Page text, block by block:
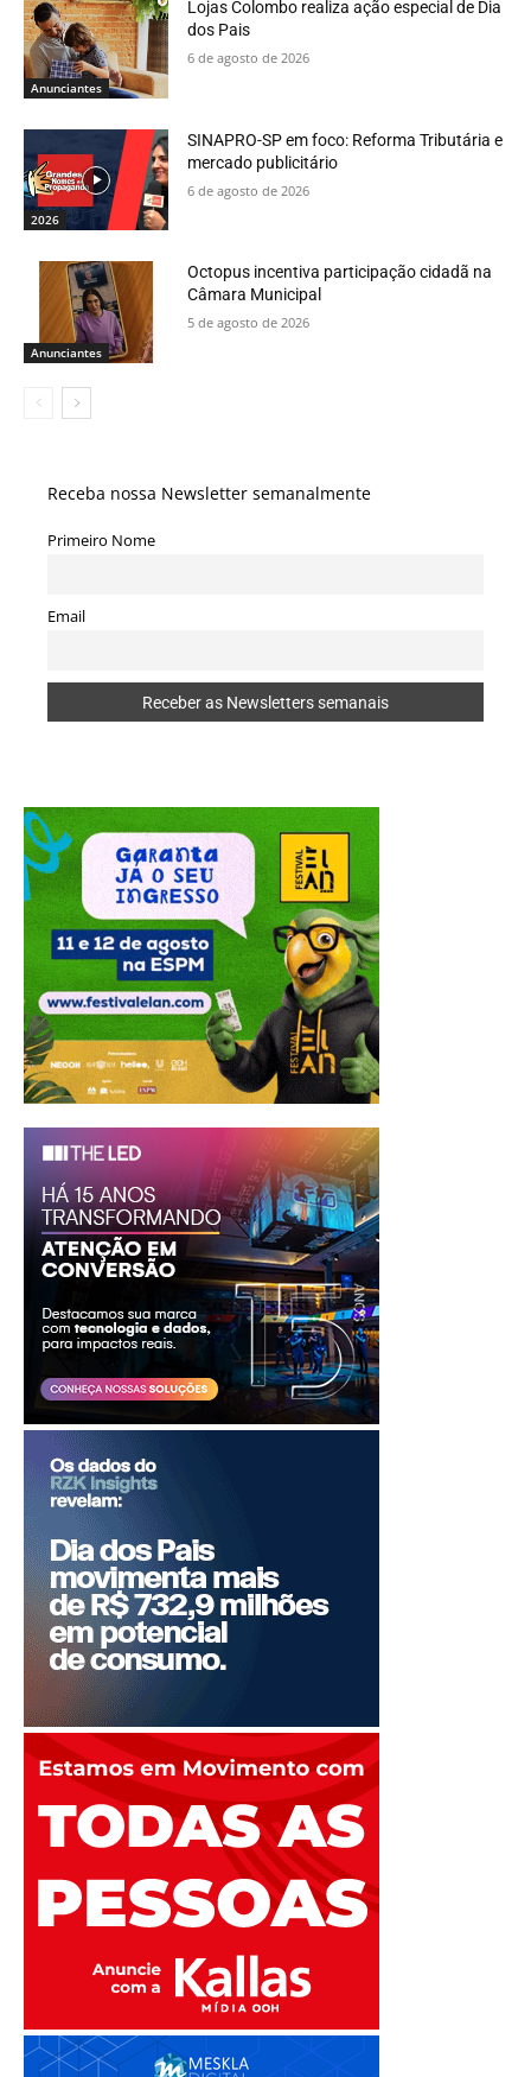
Anunciantes
Lojas Colombo realiza ação especial de Dia
dos Pais
6 de agosto de 2026
2026
SINAPRO-SP em foco: Reforma Tributária e
mercado publicitário
6 de agosto de 2026
Anunciantes
Octopus incentiva participação cidadã na
Câmara Municipal
5 de agosto de 2026
Receba nossa Newsletter semanalmente
Primeiro Nome
Email